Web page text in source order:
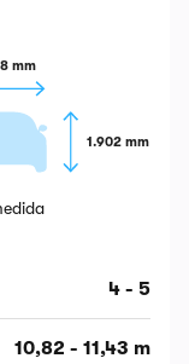
mm
1.902 mm
4 - 5
10,82 - 11,43 m